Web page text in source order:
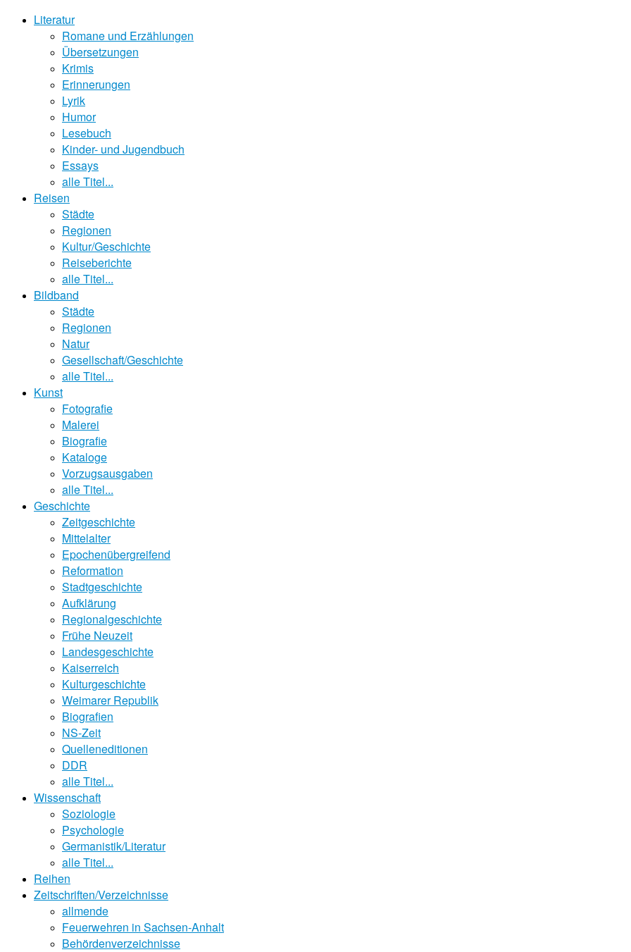
Literatur
Romane und Erzählungen
Übersetzungen
Krimis
Erinnerungen
Lyrik
Humor
Lesebuch
Kinder- und Jugendbuch
Essays
alle Titel...
Reisen
Städte
Regionen
Kultur/Geschichte
Reiseberichte
alle Titel...
Bildband
Städte
Regionen
Natur
Gesellschaft/Geschichte
alle Titel...
Kunst
Fotografie
Malerei
Biografie
Kataloge
Vorzugsausgaben
alle Titel...
Geschichte
Zeitgeschichte
Mittelalter
Epochenübergreifend
Reformation
Stadtgeschichte
Aufklärung
Regionalgeschichte
Frühe Neuzeit
Landesgeschichte
Kaiserreich
Kulturgeschichte
Weimarer Republik
Biografien
NS-Zeit
Quelleneditionen
DDR
alle Titel...
Wissenschaft
Soziologie
Psychologie
Germanistik/Literatur
alle Titel...
Reihen
Zeitschriften/Verzeichnisse
allmende
Feuerwehren in Sachsen-Anhalt
Behördenverzeichnisse